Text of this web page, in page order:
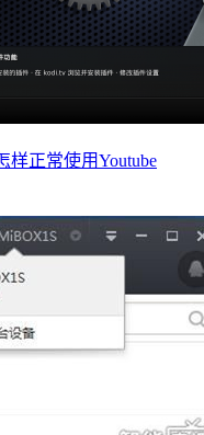
样正常使用Youtube